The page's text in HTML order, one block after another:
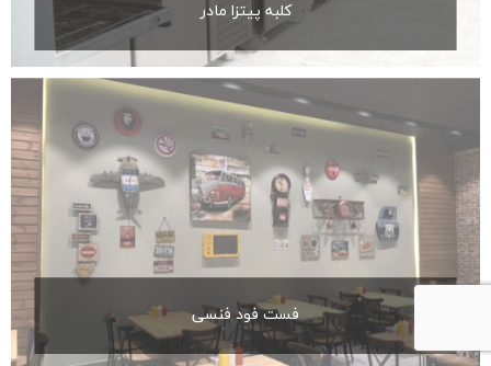
کلبه پیتزا مادر
فست فود فنسی